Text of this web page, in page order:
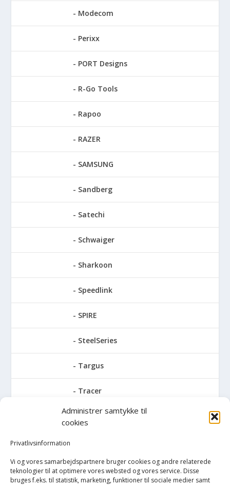
Administrer samtykke til
cookies
Privatlivsinformation
Vi og vores samarbejdspartnere bruger cookies og andre relaterede
teknologier til at optimere vores websted og vores service. Disse
bruges f.eks. til statistik, marketing, funktioner til sociale medier samt
Modecom
Perixx
PORT Designs
R-Go Tools
Rapoo
RAZER
SAMSUNG
Sandberg
Satechi
Schwaiger
Sharkoon
Speedlink
SPIRE
SteelSeries
Targus
Tracer
Trust
V7